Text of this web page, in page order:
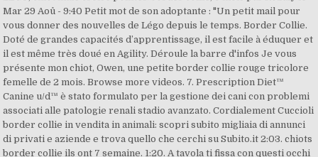
Mar 29 Aoû - 9:40 Petit mot de son adoptante : "Un petit mail pour
vous donner des nouvelles de Légo depuis le temps. Border Collie.
Doté de grandes capacités d’apprentissage, il est facile à éduquer et
il est même très doué en Agility. Déroule la barre d'infos Je vous
présente mon chiot, Owen, une petite border collie rouge tricolore
femelle de 2 mois. Browse more videos. 7.Prescription Diet™
Canine u/d™ è stato formulato per la gestione dei cani con problemi
associati alle patologie renali stadio avanzato. Cordialement Cuccioli
border collie in vendita in animali: scopri subito migliaia di annunci
di privati e aziende e trova quello che cerchi su Subito.it 2:03. chiots
border collie ils ont 7 semaine. 1:20. A tavola ti fissa con questi occhi